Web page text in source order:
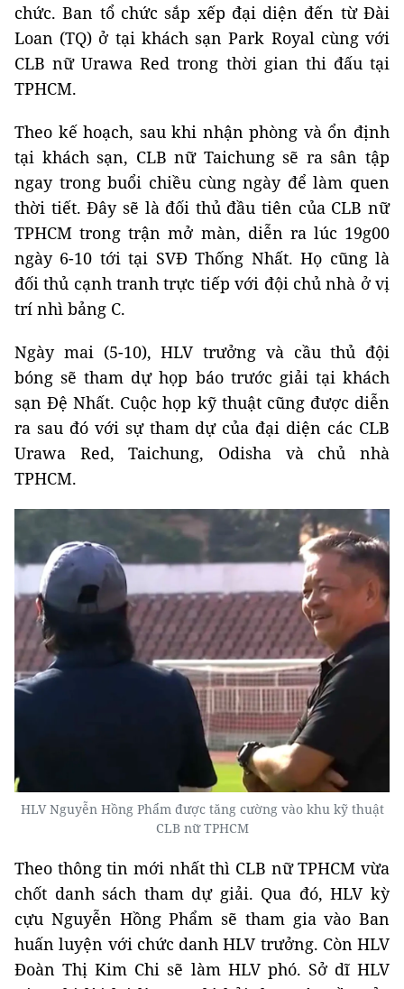
chức. Ban tổ chức sắp xếp đại diện đến từ Đài
Loan (TQ) ở tại khách sạn Park Royal cùng với
CLB nữ Urawa Red trong thời gian thi đấu tại
TPHCM.
Theo kế hoạch, sau khi nhận phòng và ổn định
tại khách sạn, CLB nữ Taichung sẽ ra sân tập
ngay trong buổi chiều cùng ngày để làm quen
thời tiết. Đây sẽ là đối thủ đầu tiên của CLB nữ
TPHCM trong trận mở màn, diễn ra lúc 19g00
ngày 6-10 tới tại SVĐ Thống Nhất. Họ cũng là
đối thủ cạnh tranh trực tiếp với đội chủ nhà ở vị
trí nhì bảng C.
Ngày mai (5-10), HLV trưởng và cầu thủ đội
bóng sẽ tham dự họp báo trước giải tại khách
sạn Đệ Nhất. Cuộc họp kỹ thuật cũng được diễn
ra sau đó với sự tham dự của đại diện các CLB
Urawa Red, Taichung, Odisha và chủ nhà
TPHCM.
HLV Nguyễn Hồng Phẩm được tăng cường vào khu kỹ thuật
CLB nữ TPHCM
Theo thông tin mới nhất thì CLB nữ TPHCM vừa
chốt danh sách tham dự giải. Qua đó, HLV kỳ
cựu Nguyễn Hồng Phẩm sẽ tham gia vào Ban
huấn luyện với chức danh HLV trưởng. Còn HLV
Đoàn Thị Kim Chi sẽ làm HLV phó. Sở dĩ HLV